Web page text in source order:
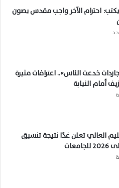
احترام الآخر واجب مقدس يصون
خدعت الناس».. اعترافات مثيرة
أمام النيابة
العالي تعلن غدًا نتيجة تنسيق